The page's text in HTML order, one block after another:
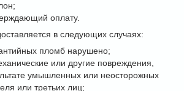
оплату.
в следующих случаях:
пломб нарушено;
или другие повреждения,
умышленных или неосторожных
или третьих лиц;